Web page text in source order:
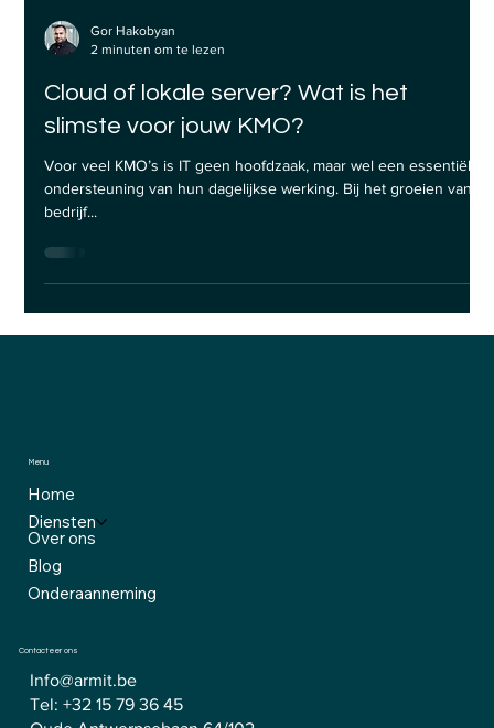
2 minuten om te lezen
Cloud of lokale server? Wat is het
slimste voor jouw KMO?
Voor veel KMO’s is IT geen hoofdzaak, maar wel een essentiële
ondersteuning van hun dagelijkse werking. Bij het groeien van je
bedrijf...
Menu
Home
Diensten
Over ons
Blog
Contacteer ons
Info@armit.be